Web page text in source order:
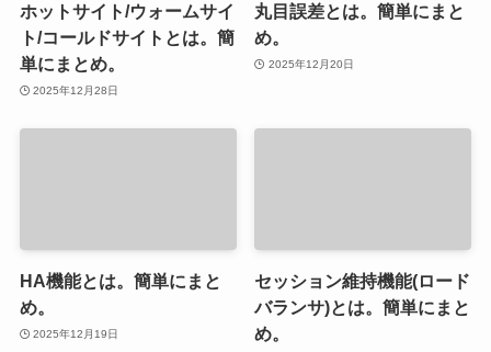
ホットサイト/ウォームサイ
ト/コールドサイトとは。簡
単にまとめ。
2025年12月28日
丸目誤差とは。簡単にまと
め。
2025年12月20日
HA機能とは。簡単にまと
め。
2025年12月19日
セッション維持機能(ロード
バランサ)とは。簡単にまと
め。